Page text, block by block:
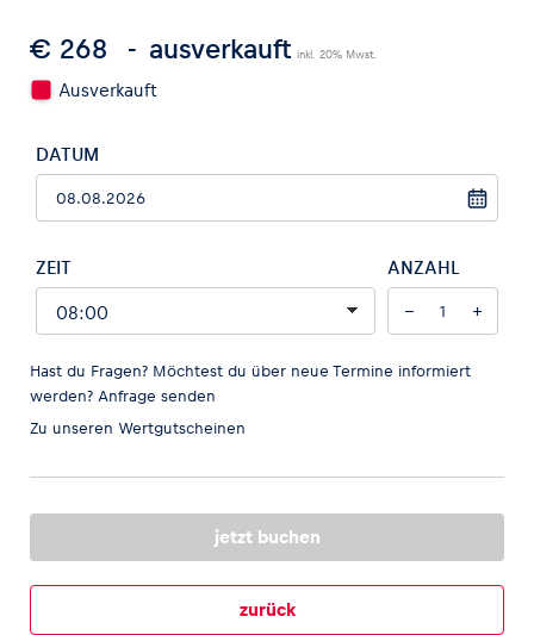
Seiten
Fahrzeug
Alle anzeigen
Business
€ 268 ausverkauft inkl. 20% Mwst.
Ausverkauft
DATUM
ZEIT ANZAHL
− +
Hast du Fragen? Möchtest du über neue Termine informiert
werden? Anfrage senden
Zu unseren Wertgutscheinen
jetzt buchen
zurück